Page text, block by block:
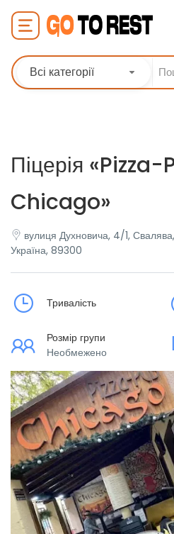
Всі категорії
Піцерія «Pizza-
Chicago»
вулиця Духновича, 4/1,
Україна, 89300
Тривалість
Розмір групи
Необмежено